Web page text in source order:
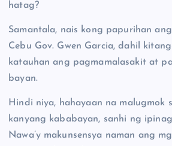
hatag?
Samantala, nais kong papurihan
Cebu Gov. Gwen Garcia, dahil
katauhan ang pagmamalasakit at
bayan.
Hindi niya, hahayaan na malugmok
kanyang kababayan, sanhi ng
Nawa’y makunsensya naman ang